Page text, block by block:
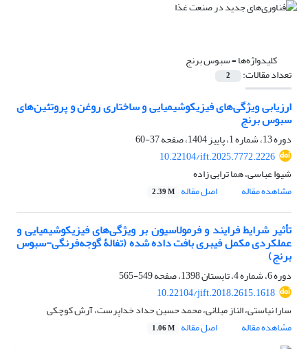
کلیدواژه‌ها =سبوس برنج
تعداد مقالات: 2
ارزیابی ویژگی‌های فیزیکوشیمیایی و ساختاری روغن و پروتئین‌های
سبوس برنج
دوره 13، شماره 1، پاییز 1404، صفحه
37-60
10.22104/ift.2025.7772.2226
شیوا عباسی، هما ترابی زاده
مشاهده مقاله
اصل مقاله 2.39 M
تأثیر شرایط فرایند و فرمولاسیون بر ویژگی‌های فیزیکوشیمیایی و
عملکردی مکمل فیبری بافت داده شده (تفالۀ گوجه‌فرنگی-سبوس
برنج)
دوره 6، شماره 4، تابستان 1398، صفحه
549-565
10.22104/jift.2018.2615.1618
سارا نیاستی، الناز میلانی، محمد حسین حداد خداپرست، آرش کوچکی
مشاهده مقاله
اصل مقاله 1.06 M